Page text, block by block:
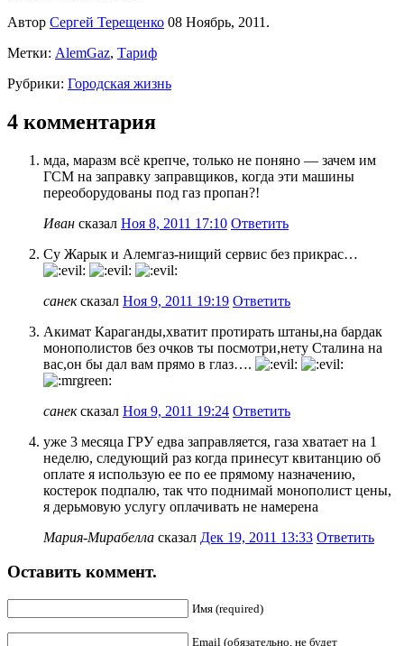
Автор Сергей Терещенко 08 Ноябрь, 2011.
Метки: AlemGaz, Тариф
Рубрики: Городская жизнь
4 комментария
мда, маразм всё крепче, только не поняно — зачем им
ГСМ на заправку заправщиков, когда эти машины
переоборудованы под газ пропан?!
Иван сказал Ноя 8, 2011 17:10 Ответить
Су Жарык и Алемгаз-нищий сервис без прикрас…
санексказал Ноя 9, 2011 19:19 Ответить
Акимат Караганды,хватит протирать штаны,на бардак
монополистов без очков ты посмотри,нету Сталина на
вас,он бы дал вам прямо в глаз….
санексказал Ноя 9, 2011 19:24 Ответить
уже 3 месяца ГРУ едва заправляется, газа хватает на 1
неделю, следующий раз когда принесут квитанцию об
оплате я использую ее по ее прямому назначению,
костерок подпалю, так что поднимай монополист цены,
я дерьмовую услугу оплачивать не намерена
Мария-Мирабелла сказал Дек 19, 2011 13:33 Ответить
Оставить коммент.
Имя (required)
Email (обязательно, не будет